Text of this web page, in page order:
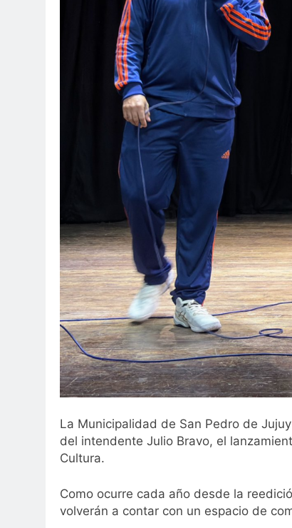
La Municipalidad de San Pedro de
del intendente Julio Bravo, el
Cultura.
Como ocurre cada año desde la
volverán a contar con un espacio de